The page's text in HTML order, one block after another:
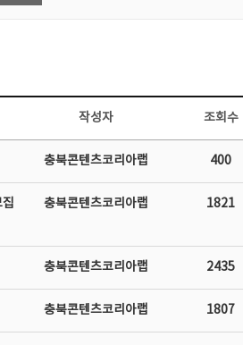
작성자 조회수
충북콘텐츠코리아랩 400
충북콘텐츠코리아랩 1821
충북콘텐츠코리아랩 2435
충북콘텐츠코리아랩 1807